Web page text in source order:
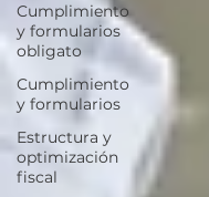
Cumplimiento
y formularios
obligato
Cumplimiento
y formularios
Estructura y
optimización
fiscal